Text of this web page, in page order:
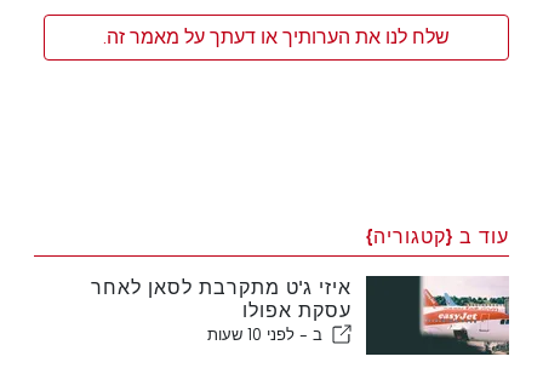
שלח לנו את הערותיך או דעתך על מאמר זה.
עוד ב {קטגוריה}
איזי ג'ט מתקרבת לסאן לאחר
עסקת אפולו
ב - לפני 10 שעות